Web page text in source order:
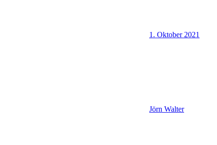
1. Oktober 2021
Jörn Walter